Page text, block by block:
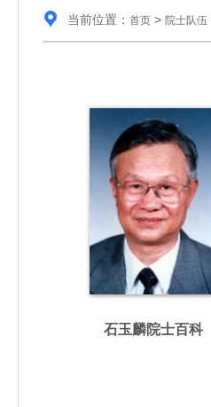
当前位置： 首页> 院士队伍
石玉麟院士百科